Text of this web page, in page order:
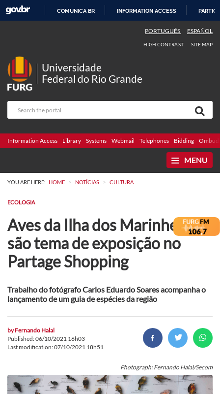
COMUNICA BR INFORMATION ACCESS
PORTUGUÊS ESPAÑOL
HIGH CONTRAST SITE MAP
Universidade
Federal do Rio Grande
Information Access Library Systems Webmail Telephones Bidding
MENU
YOU ARE HERE: HOME > NOTÍCIAS > CULTURA
ECOLOGIA
Aves da Ilha dos Marinheiros
são tema de exposição no
Partage Shopping
Trabalho do fotógrafo Carlos Eduardo Soares acompanha o
lançamento de um guia de espécies da região
byFernando Halal
Published: 06/10/2021 16h03
Last modification: 07/10/2021 18h51
Photograph: Fernando Halal/Secom